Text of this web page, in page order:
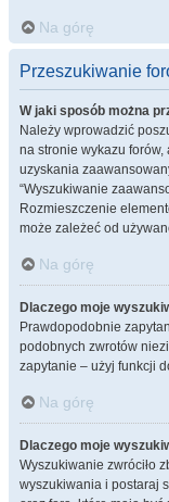
Na górę
Przeszukiwanie
W jaki sposób można
Należy wprowadzić
na stronie wykazu forów,
uzyskania
“Wyszukiwanie
Rozmieszczenie
może zależeć od
Na górę
Dlaczego moje
Prawdopodobnie
podobnych zwrotów
zapytanie – użyj funkcji
Na górę
Dlaczego moje
Wyszukiwanie zwróciło
wyszukiwania i postaraj